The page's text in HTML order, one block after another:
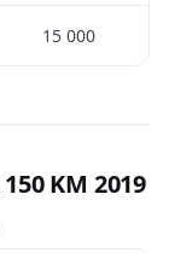
15 000
KM 2019